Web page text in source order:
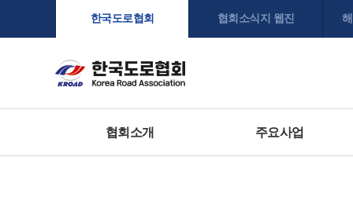
한국도로협회 협회소식지 웹진
협회소개 주요사업